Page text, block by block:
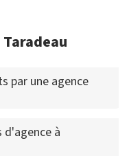
par une agence
d'agence à